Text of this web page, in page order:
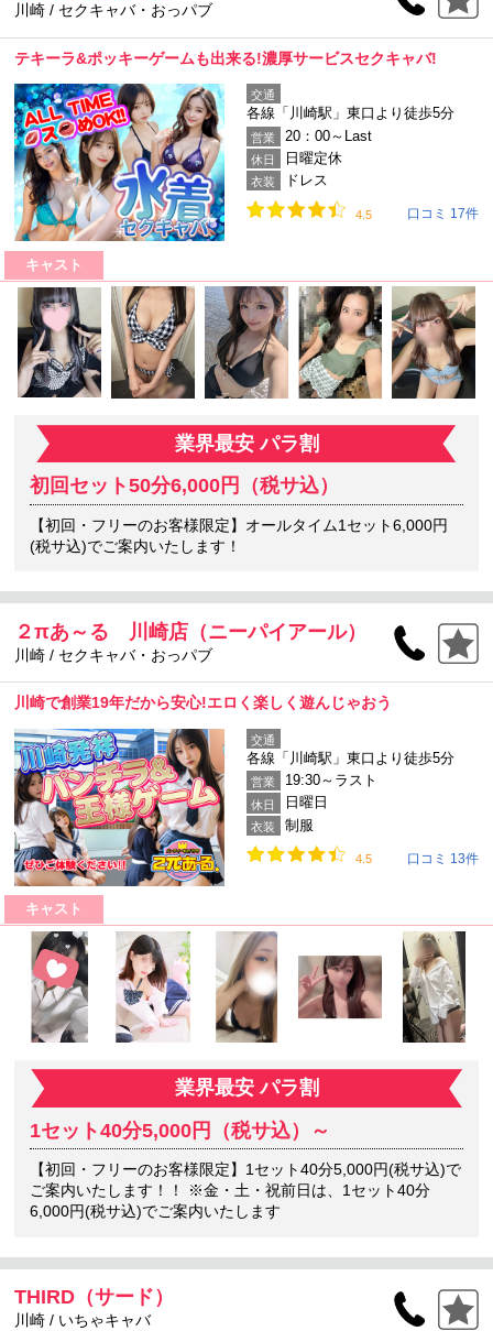
川崎 / セクキャバ・おっパブ
テキーラ&ポッキーゲームも出来る!濃厚サービスセクキャバ!
交通
各線「川崎駅」東口より徒歩5分
営業 20：00～Last
休日 日曜定休
衣装 ドレス
4.5 口コミ 17件
キャスト
業界最安 パラ割
初回セット50分6,000円（税サ込）
【初回・フリーのお客様限定】オールタイム1セット6,000円
(税サ込)でご案内いたします！
２πあ～る 川崎店（ニーパイアール）
川崎 / セクキャバ・おっパブ
川崎で創業19年だから安心!エロく楽しく遊んじゃおう
交通
各線「川崎駅」東口より徒歩5分
営業 19:30～ラスト
休日 日曜日
衣装 制服
4.5 口コミ 13件
キャスト
業界最安 パラ割
1セット40分5,000円（税サ込）～
【初回・フリーのお客様限定】1セット40分5,000円(税サ込)で
ご案内いたします！！ ※金・土・祝前日は、1セット40分
6,000円(税サ込)でご案内いたします
THIRD（サード）
川崎 / いちゃキャバ